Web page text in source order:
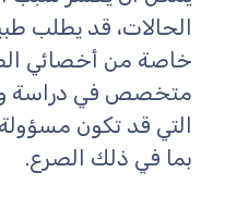
الحالات، قد يطلب
خاصة من أخصائي
متخصص في دراسة
التي قد تكون
بما في ذلك الصرع.